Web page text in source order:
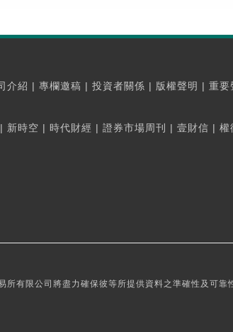
介紹 | 專欄邀稿 | 投資者關係 | 版權聲明 | 重要
| 新時空 | 時代財經 | 證券市場周刊 | 壹財信 | 權
所有限公司將盡力確保彼等所提供資料之準確性及可